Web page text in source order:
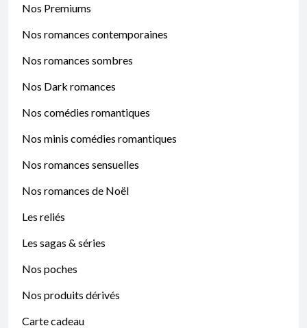
Nos Premiums
Nos romances contemporaines
Nos romances sombres
Nos Dark romances
Nos comédies romantiques
Nos minis comédies romantiques
Nos romances sensuelles
Nos romances de Noël
Les reliés
Les sagas & séries
Nos poches
Nos produits dérivés
Carte cadeau